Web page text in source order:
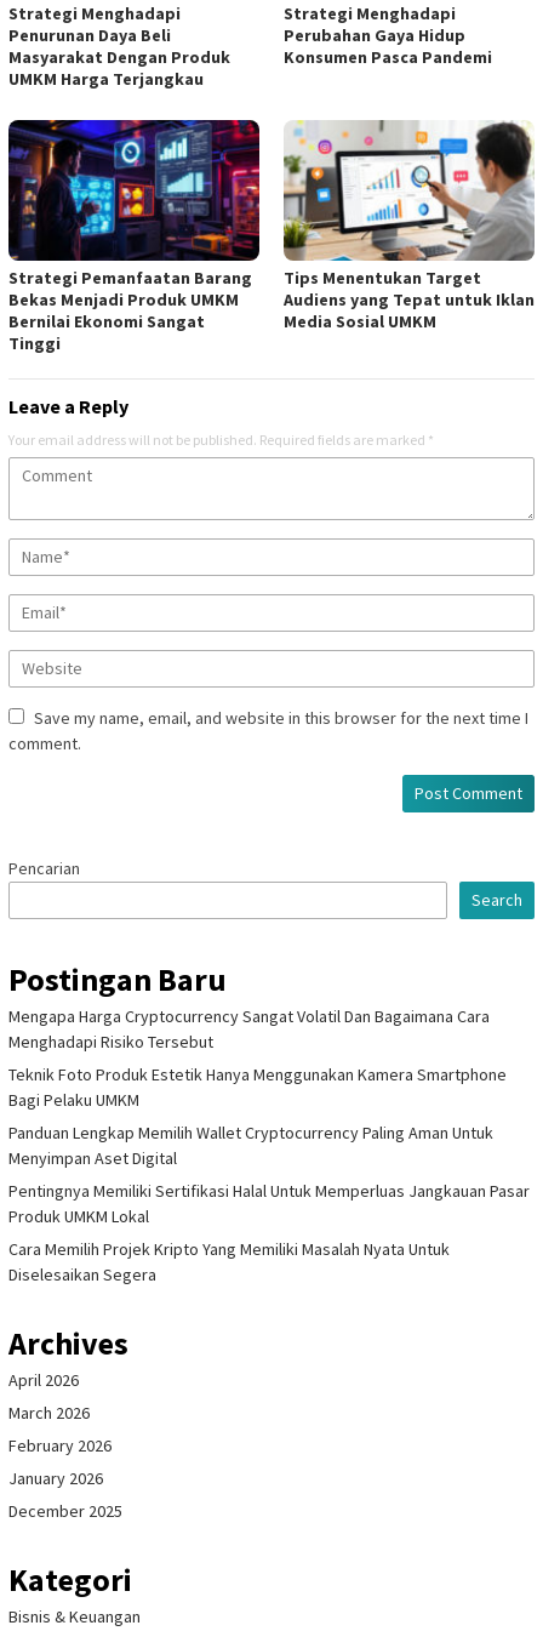
Strategi Menghadapi
Penurunan Daya Beli
Masyarakat Dengan Produk
UMKM Harga Terjangkau
Strategi Menghadapi
Perubahan Gaya Hidup
Konsumen Pasca Pandemi
Strategi Pemanfaatan Barang
Bekas Menjadi Produk UMKM
Bernilai Ekonomi Sangat
Tinggi
Tips Menentukan Target
Audiens yang Tepat untuk Iklan
Media Sosial UMKM
Leave a Reply
Your email address will not be published. Required fields are marked *
Save my name, email, and website in this browser for the next time I
comment.
Pencarian
Search
Postingan Baru
Mengapa Harga Cryptocurrency Sangat Volatil Dan Bagaimana Cara
Menghadapi Risiko Tersebut
Teknik Foto Produk Estetik Hanya Menggunakan Kamera Smartphone
Bagi Pelaku UMKM
Panduan Lengkap Memilih Wallet Cryptocurrency Paling Aman Untuk
Menyimpan Aset Digital
Pentingnya Memiliki Sertifikasi Halal Untuk Memperluas Jangkauan Pasar
Produk UMKM Lokal
Cara Memilih Projek Kripto Yang Memiliki Masalah Nyata Untuk
Diselesaikan Segera
Archives
April 2026
March 2026
February 2026
January 2026
December 2025
Kategori
Bisnis & Keuangan